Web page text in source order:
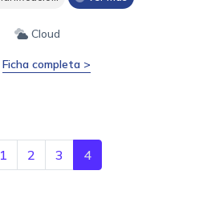
Cloud
Ficha completa >
1 2 3 4